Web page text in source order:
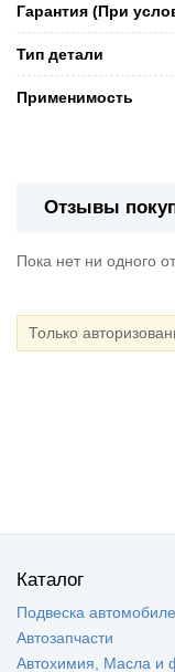
Гарантия (При
Тип детали
Применимость
Отзывы
Пока нет ни одного
Только
Каталог
Подвеска
Автозапчасти
Автохимия, Масла и